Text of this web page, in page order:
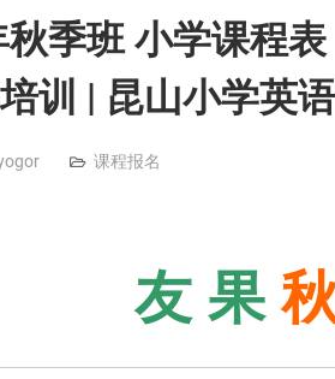
季班 小学课程
训 | 昆山小学英
课程报名
友 果